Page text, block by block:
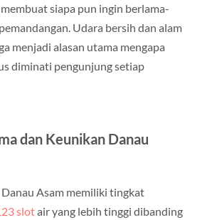
siapa pun ingin berlama-
Udara bersih dan alam
menjadi alasan utama mengapa
diminati pengunjung setiap
dan Keunikan Danau
Danau Asam memiliki tingkat
slotair yang lebih tinggi dibanding